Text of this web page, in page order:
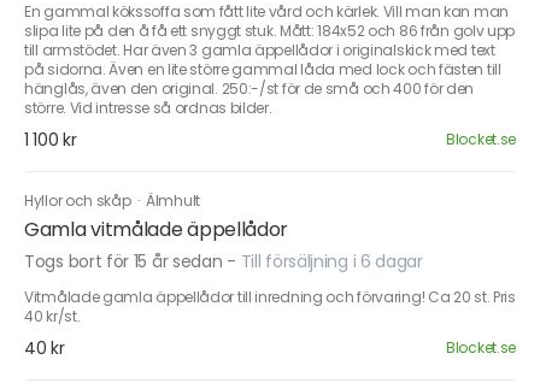
En gammal kökssoffa som fått lite vård och kärlek. Vill man kan man
slipa lite på den å få ett snyggt stuk. Mått: 184x52 och 86 från golv upp
till armstödet. Har även 3 gamla äppellådor i originalskick med text
på sidorna. Även en lite större gammal låda med lock och fästen till
hänglås, även den original. 250:-/st för de små och 400 för den
större. Vid intresse så ordnas bilder.
1 100 kr Blocket.se
Hyllor och skåp ·Älmhult
Gamla vitmålade äppellådor
Togs bort för 15 år sedan - Till försäljning i 6 dagar
Vitmålade gamla äppellådor till inredning och förvaring! Ca 20 st. Pris
40 kr/st.
40 kr Blocket.se